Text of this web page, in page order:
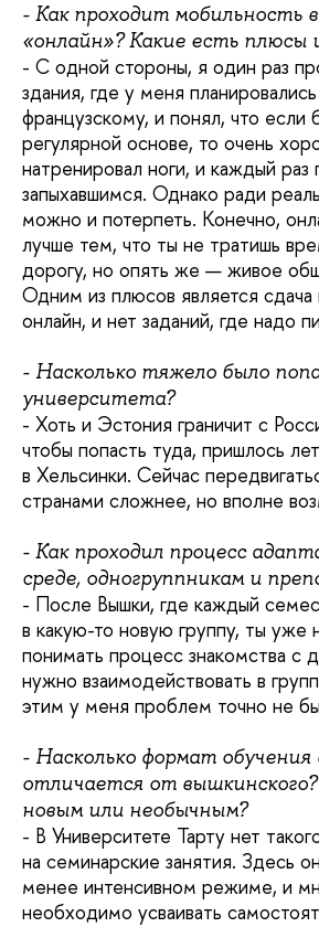
- Как проходит мобильность
«онлайн»? Какие есть плюсы
- С одной стороны, я один раз
здания, где у меня
французскому, и понял, что если
регулярной основе, то очень
натренировал ноги, и каждый раз
запыхавшимся. Однако ради
можно и потерпеть. Конечно,
лучше тем, что ты не тратишь
дорогу, но опять же — живое
Одним из плюсов является сдача
онлайн, и нет заданий, где надо
- Насколько тяжело было
университета?
- Хоть и Эстония граничит с
чтобы попасть туда, пришлось
в Хельсинки. Сейчас
странами сложнее, но вполне
- Как проходил процесс
среде, одногруппникам и
- После Вышки, где каждый
в какую-то новую группу, ты уже
понимать процесс знакомства с
нужно взаимодействовать в
этим у меня проблем точно не
- Насколько формат
отличается от
новым или необычным?
- В Университете Тарту нет
на семинарские занятия. Здесь
менее интенсивном режиме, и
необходимо усваивать